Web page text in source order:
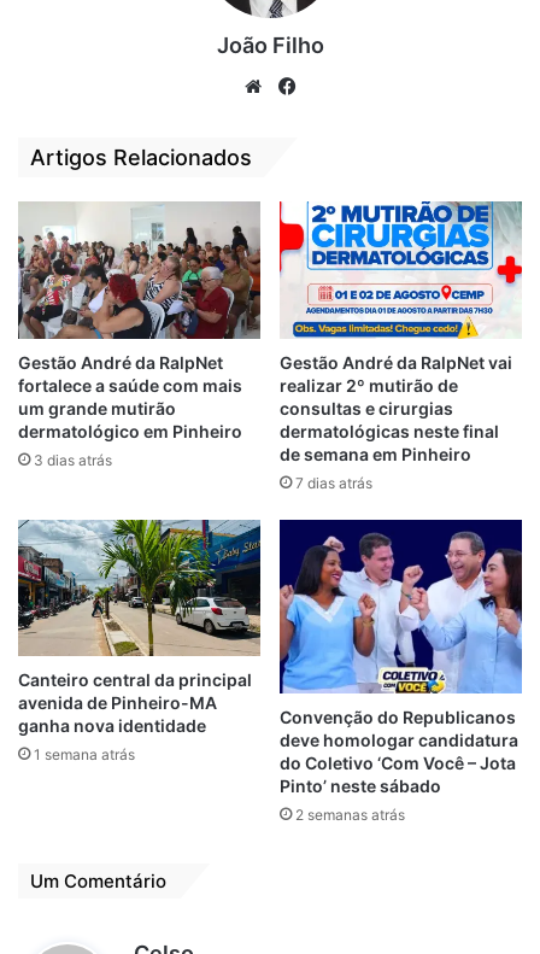
Clodoaldo Corrêa
São Luís
João Filho
We
Artigos Relacionados
Gestão André da RalpNet
fortalece a saúde com mais
um grande mutirão
dermatológico em Pinheiro
3 dias atrás
Gestão André da RalpNet vai
realizar 2º mutirão de
consultas e cirurgias
dermatológicas neste final
de semana em Pinheiro
7 dias atrás
Canteiro central da principal
avenida de Pinheiro-MA
ganha nova identidade
1 semana atrás
Convenção do Republicanos
deve homologar candidatura
do Coletivo ‘Com Você – Jota
Pinto’ neste sábado
2 semanas atrás
Um Comentário